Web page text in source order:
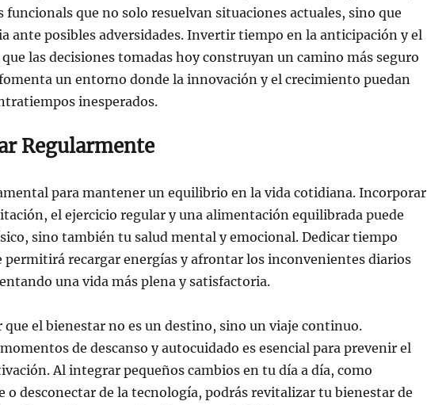
funcionals que no solo resuelvan situaciones actuales, sino que
ante posibles adversidades. Invertir tiempo en la anticipación y el
las decisiones tomadas hoy construyan un camino más seguro
un entorno donde la innovación y el crecimiento puedan
inesperados.
Regularmente
para mantener un equilibrio en la vida cotidiana. Incorporar
el ejercicio regular y una alimentación equilibrada puede
sino también tu salud mental y emocional. Dedicar tiempo
permitirá recargar energías y afrontar los inconvenientes diarios
una vida más plena y satisfactoria.
el bienestar no es un destino, sino un viaje continuo.
de descanso y autocuidado es esencial para prevenir el
Al integrar pequeños cambios en tu día a día, como
o desconectar de la tecnología, podrás revitalizar tu bienestar de